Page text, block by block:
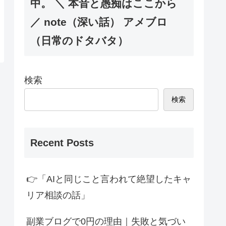
中。 ＼ 本音と愚痴はここから
／ note（深い話） アメブロ
（日常のドタバタ）
検索
検索
Recent Posts
👉「AIと同じこと言われて絶望したキャ
リア相談の話」
副業ブログで0円の理由｜失敗と気づい